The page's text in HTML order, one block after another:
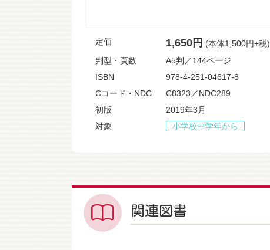
定価 1,650円 (本体1,500円+税)
判型・頁数
A5判／144ページ
ISBN
978-4-251-04617-8
Cコード・NDC
C8323／NDC289
初版
2019年3月
対象
小学校中学年から
関連図書